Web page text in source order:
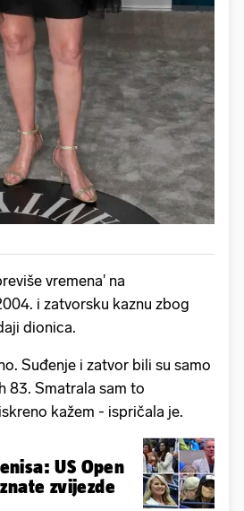
vremena' na
i zatvorsku kaznu zbog
dionica.
Suđenje i zatvor bili su samo
83. Smatrala sam to
kažem - ispričala je.
US Open
zvijezde